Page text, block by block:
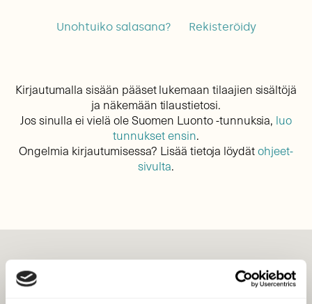
Unohtuiko salasana? Rekisteröidy
Kirjautumalla sisään pääset lukemaan tilaajien sisältöjä
ja näkemään tilaustietosi.
Jos sinulla ei vielä ole Suomen Luonto -tunnuksia, luo
tunnukset ensin.
Ongelmia kirjautumisessa? Lisää tietoja löydätohjeet-
sivulta.